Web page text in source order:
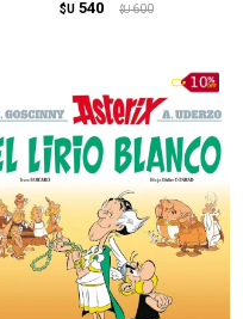
$U 540 $U 600